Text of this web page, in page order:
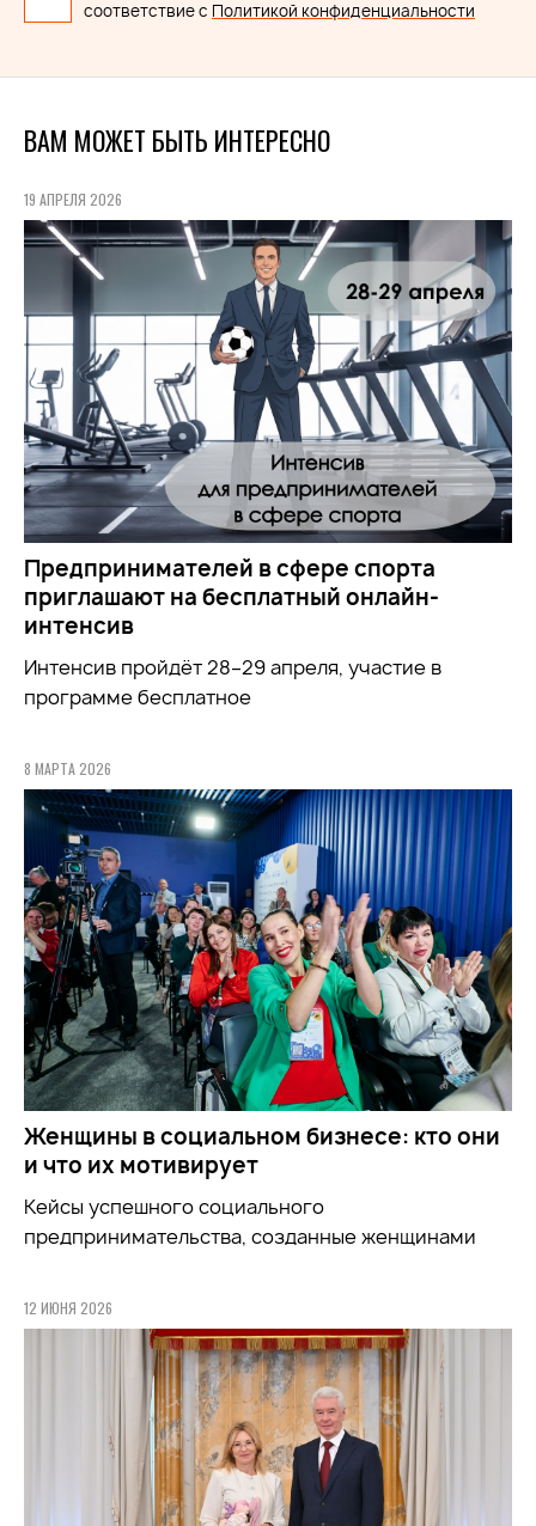
соответствие с Политикой конфиденциальности
ВАМ МОЖЕТ БЫТЬ ИНТЕРЕСНО
19 АПРЕЛЯ 2026
Предпринимателей в сфере спорта
приглашают на бесплатный онлайн-
интенсив
Интенсив пройдёт 28–29 апреля, участие в
программе бесплатное
8 МАРТА 2026
Женщины в социальном бизнесе: кто они
и что их мотивирует
Кейсы успешного социального
предпринимательства, созданные женщинами
12 ИЮНЯ 2026